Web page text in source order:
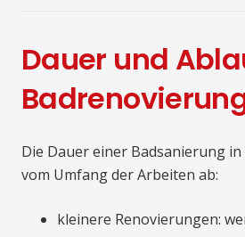
Dauer und
Die Dauer einer Badsanierung
vom Umfang der Arbeiten ab:
kleinere Renovierungen: